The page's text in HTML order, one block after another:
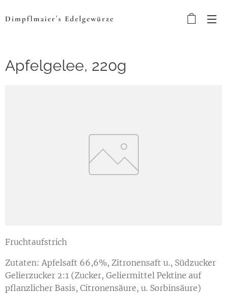
Dimpflmaier´s Edelgewürze
Apfelgelee, 220g
Fruchtaufstrich
Zutaten: Apfelsaft 66,6%, Zitronensaft u., Südzucker
Gelierzucker 2:1 (Zucker, Geliermittel Pektine auf
pflanzlicher Basis, Citronensäure, u. Sorbinsäure)